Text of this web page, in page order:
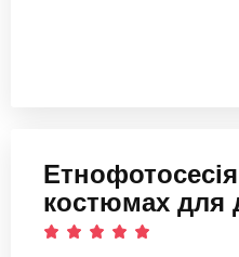
костюмах для